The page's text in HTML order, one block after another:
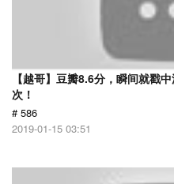
【越哥】豆瓣8.6分，瞬间就戳
次！
# 586
2019-01-15 03:51